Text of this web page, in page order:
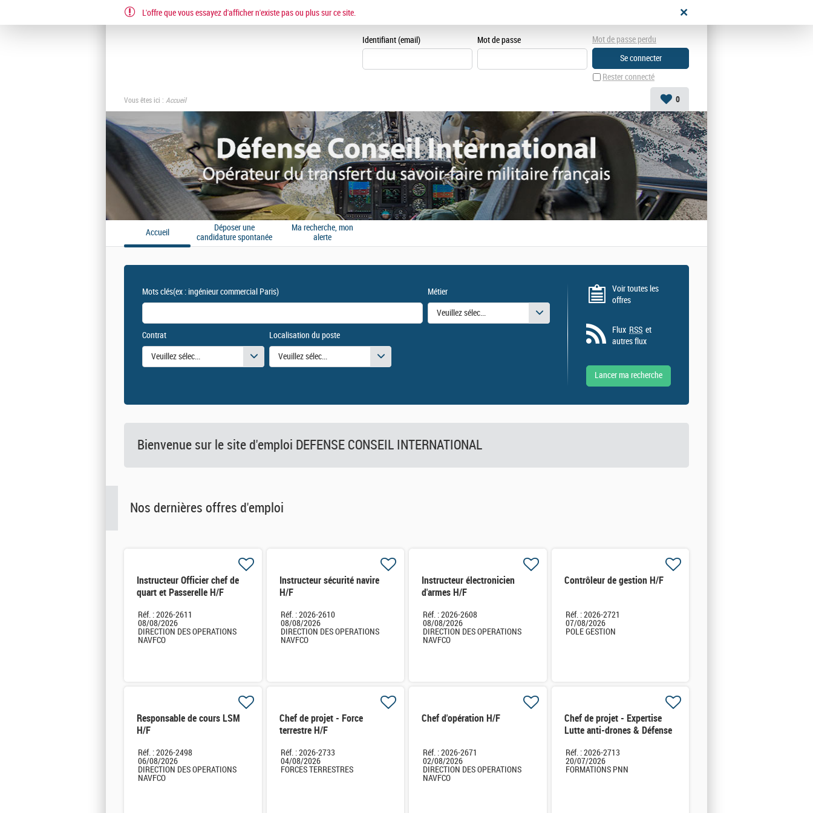
EN FR
Identifiant (email) Mot de passe
Rester connecté
Mot de passe perdu
Vous êtes ici : Accueil 0
Accueil
Déposer une
candidature spontanée
Ma recherche, mon
alerte
Mots clés(ex : ingénieur commercial Paris) Métier
Veuillez sélectionner une ou des valeurs
Contrat
Veuillez sélectionner une ou des valeurs
Localisation du poste
Veuillez sélectionner une ou des valeurs
Voir toutes les
offres
Flux RSS et
autres flux
L'offre que vous essayez d'afficher n'existe pas ou plus sur ce site.
Bienvenue sur le site d'emploi DEFENSE CONSEIL INTERNATIONAL
Nos dernières offres d'emploi
Instructeur Officier chef de
quart et Passerelle H/F
Réf. : 2026-2611
08/08/2026
DIRECTION DES OPERATIONS
NAVFCO
Instructeur sécurité navire
H/F
Réf. : 2026-2610
08/08/2026
DIRECTION DES OPERATIONS
NAVFCO
Instructeur électronicien
d'armes H/F
Réf. : 2026-2608
08/08/2026
DIRECTION DES OPERATIONS
NAVFCO
Contrôleur de gestion H/F
Réf. : 2026-2721
07/08/2026
POLE GESTION
Responsable de cours LSM
H/F
Réf. : 2026-2498
06/08/2026
DIRECTION DES OPERATIONS
NAVFCO
Chef de projet - Force
terrestre H/F
Réf. : 2026-2733
04/08/2026
FORCES TERRESTRES
Chef d'opération H/F
Réf. : 2026-2671
02/08/2026
DIRECTION DES OPERATIONS
NAVFCO
Chef de projet - Expertise
Lutte anti-drones & Défense
Réf. : 2026-2713
20/07/2026
FORMATIONS PNN